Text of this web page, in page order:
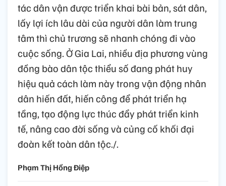
tác dân vận được triển khai bài bản, sát dân,
lấy lợi ích lâu dài của người dân làm trung
tâm thì chủ trương sẽ nhanh chóng đi vào
cuộc sống. Ở Gia Lai, nhiều địa phương vùng
đồng bào dân tộc thiểu số đang phát huy
hiệu quả cách làm này trong vận động nhân
dân hiến đất, hiến công để phát triển hạ
tầng, tạo động lực thúc đẩy phát triển kinh
tế, nâng cao đời sống và củng cố khối đại
đoàn kết toàn dân tộc./.
Phạm Thị Hồng Điệp